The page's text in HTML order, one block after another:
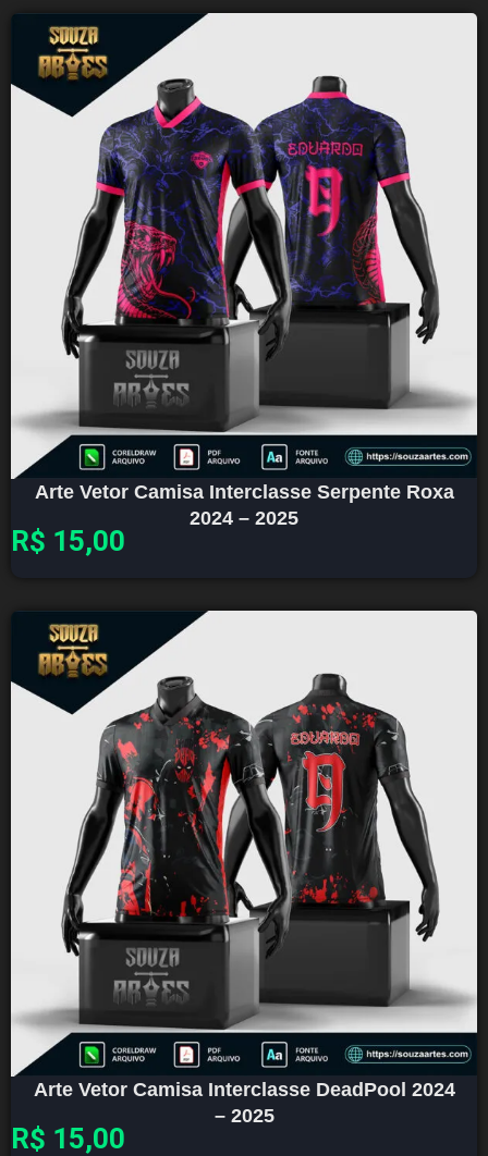
Arte Vetor Camisa Interclasse Serpente Roxa
2024 – 2025
R$ 15,00
Arte Vetor Camisa Interclasse DeadPool 2024
– 2025
R$ 15,00